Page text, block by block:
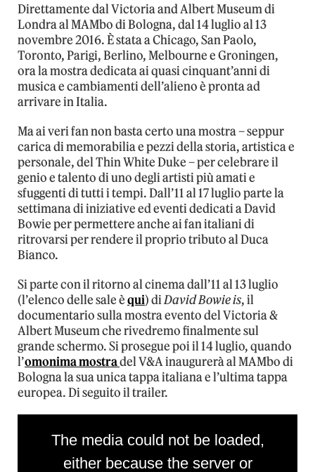
Direttamente dal Victoria and Albert Museum di
Londra al MAMbo di Bologna, dal 14 luglio al 13
novembre 2016. È stata a Chicago, San Paolo,
Toronto, Parigi, Berlino, Melbourne e Groningen,
ora la mostra dedicata ai quasi cinquant’anni di
musica e cambiamenti dell’alieno è pronta ad
arrivare in Italia.
Ma ai veri fan non basta certo una mostra – seppur
carica di memorabilia e pezzi della storia, artistica e
personale, del Thin White Duke – per celebrare il
genio e talento di uno degli artisti più amati e
sfuggenti di tutti i tempi. Dall’11 al 17 luglio parte la
settimana di iniziative ed eventi dedicati a David
Bowie per permettere anche ai fan italiani di
ritrovarsi per rendere il proprio tributo al Duca
Bianco.
Si parte con il ritorno al cinema dall’11 al 13 luglio
(l’elenco delle sale èqui) diDavid Bowie is, il
documentario sulla mostra evento del Victoria &
Albert Museum che rivedremo finalmente sul
grande schermo. Si prosegue poi il 14 luglio, quando
l’omonima mostradel V&A inaugurerà al MAMbo di
Bologna la sua unica tappa italiana e l’ultima tappa
europea. Di seguito il trailer.